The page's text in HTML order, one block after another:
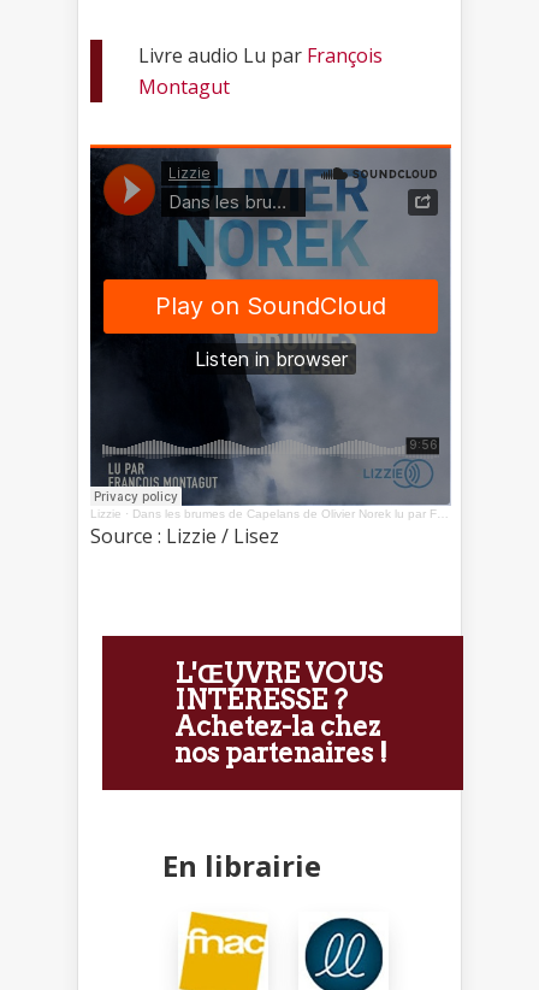
Livre audio Lu par François
Montagut
Lizzie · Dans les brumes de Capelans de Olivier Norek lu par François Montagut
Source : Lizzie / Lisez
L'ŒUVRE VOUS
INTÉRESSE ?
Achetez-la chez
nos partenaires !
En librairie